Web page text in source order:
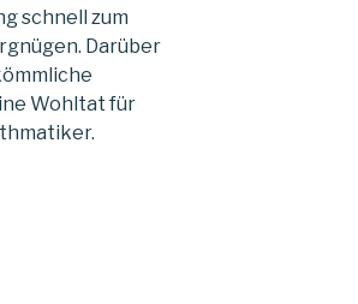
schnell zum
Darüber
Wohltat für